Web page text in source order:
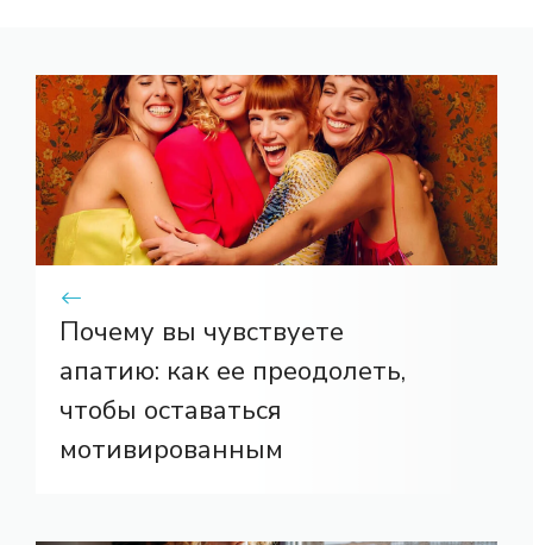
Почему вы чувствуете
апатию: как ее преодолеть,
чтобы оставаться
мотивированным